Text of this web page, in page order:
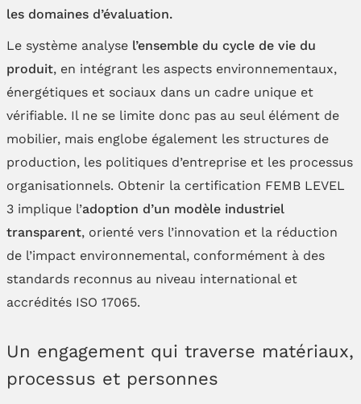
les domaines d’évaluation.
Le système analyse l’ensemble du cycle de vie du
produit, en intégrant les aspects environnementaux,
énergétiques et sociaux dans un cadre unique et
vérifiable. Il ne se limite donc pas au seul élément de
mobilier, mais englobe également les structures de
production, les politiques d’entreprise et les processus
organisationnels. Obtenir la certification FEMB LEVEL
3 implique l’adoption d’un modèle industriel
transparent, orienté vers l’innovation et la réduction
de l’impact environnemental, conformément à des
standards reconnus au niveau international et
accrédités ISO 17065.
Un engagement qui traverse matériaux,
processus et personnes